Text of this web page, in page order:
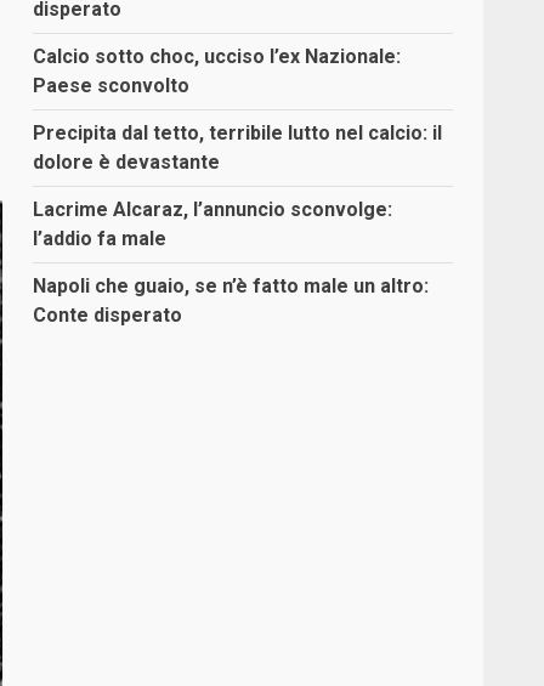
disperato
Calcio sotto choc, ucciso l’ex Nazionale:
Paese sconvolto
Precipita dal tetto, terribile lutto nel calcio: il
dolore è devastante
Lacrime Alcaraz, l’annuncio sconvolge:
l’addio fa male
Napoli che guaio, se n’è fatto male un altro:
Conte disperato